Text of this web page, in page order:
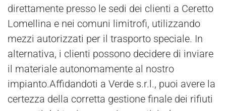
direttamente presso le sedi dei clienti a Ceretto
Lomellina e nei comuni limitrofi, utilizzando
mezzi autorizzati per il trasporto speciale. In
alternativa, i clienti possono decidere di inviare
il materiale autonomamente al nostro
impianto.Affidandoti a Verde s.r.l., puoi avere la
certezza della corretta gestione finale dei rifiuti